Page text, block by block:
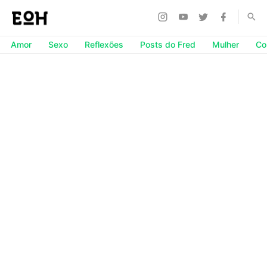
Amor Sexo Reflexões Posts do Fred Mulher